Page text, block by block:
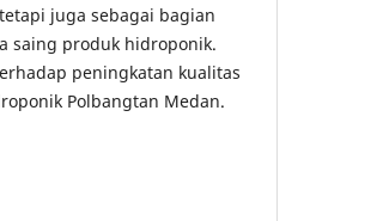
juga sebagai bagian
saing produk hidroponik.
peningkatan kualitas
Polbangtan Medan.